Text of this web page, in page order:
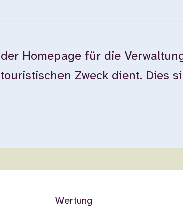
Homepage für die
Zweck dient. Dies
Wertung